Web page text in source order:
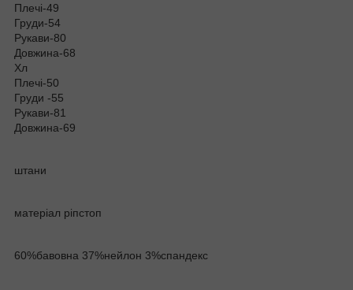
Плечі-49
Груди-54
Рукави-80
Довжина-68
Хл
Плечі-50
Груди -55
Рукави-81
Довжина-69
штани
матеріал ріпстоп
60%бавовна 37%нейлон 3%спандекс